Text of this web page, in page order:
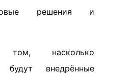
решения и
насколько
будут внедрённые